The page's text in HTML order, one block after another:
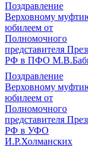
Поздравление
Верховному
юбилеем от
Полномочного
представителя
РФ в ПФО
Поздравление
Верховному
юбилеем от
Полномочного
представителя
РФ в УФО
И.Р.Холманских